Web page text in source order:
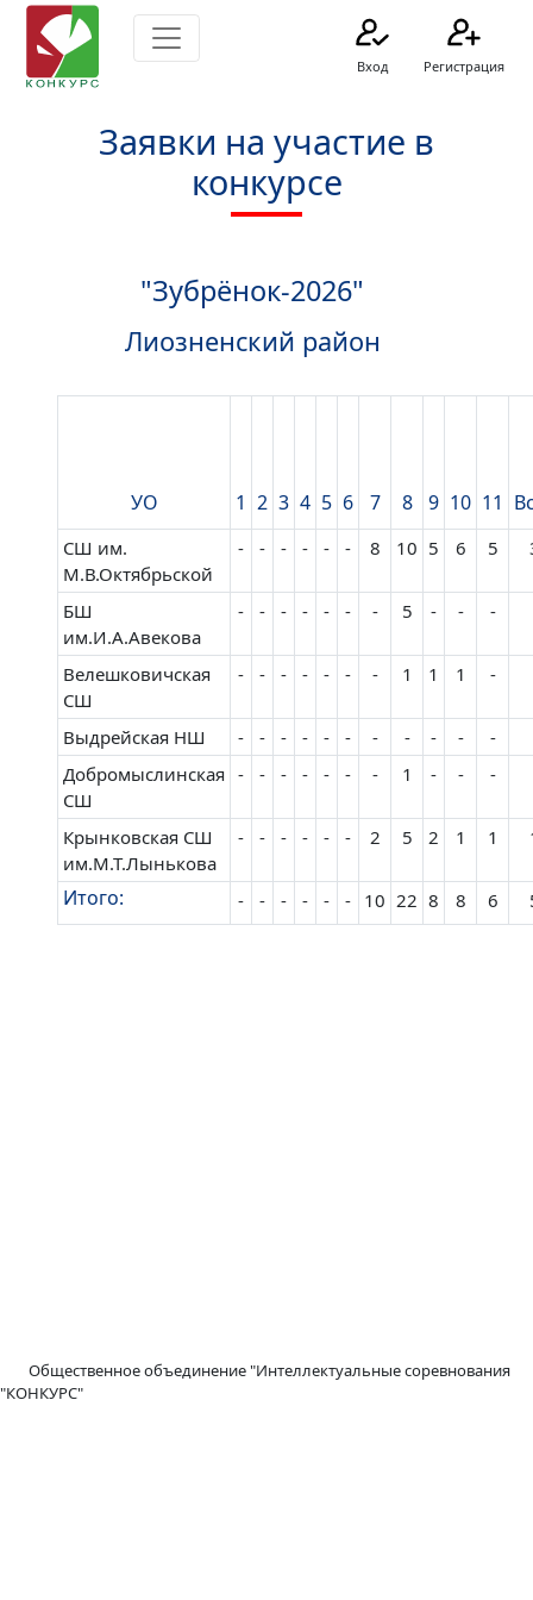
Вход Регистрация
Заявки на участие в
конкурсе
"Зубрёнок-2026"
Лиозненский район
УО 1 2 3 4 5 6 7 8 9 10 11
СШ им.
М.В.Октябрьской
- - - - - - 8 10 5 6 5
БШ
им.И.А.Авекова
- - - - - - - 5 - - -
Велешковичская
СШ
- - - - - - - 1 1 1 -
Выдрейская НШ - - - - - - - - - -
-
Добромыслинская
СШ
- - - - - - - 1 - - -
Крынковская СШ
им.М.Т.Лынькова
- - - - - - 2 5 2 1 1
Итого: - - - - - - 10 22 8 8 6
Общественное объединение "Интеллектуальные соревнования
"КОНКУРС"